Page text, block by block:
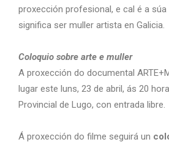
proxección profesional, e cal é a
significa ser muller artista en Galicia.
Coloquio sobre arte e muller
A proxección do documental
lugar este luns, 23 de abril, ás 20
Provincial de Lugo, con entrada libre.
Á proxección do filme seguirá un